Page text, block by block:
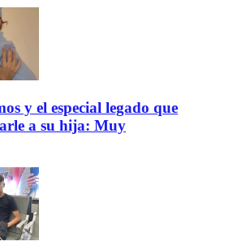
y el especial legado que
a su hija: Muy